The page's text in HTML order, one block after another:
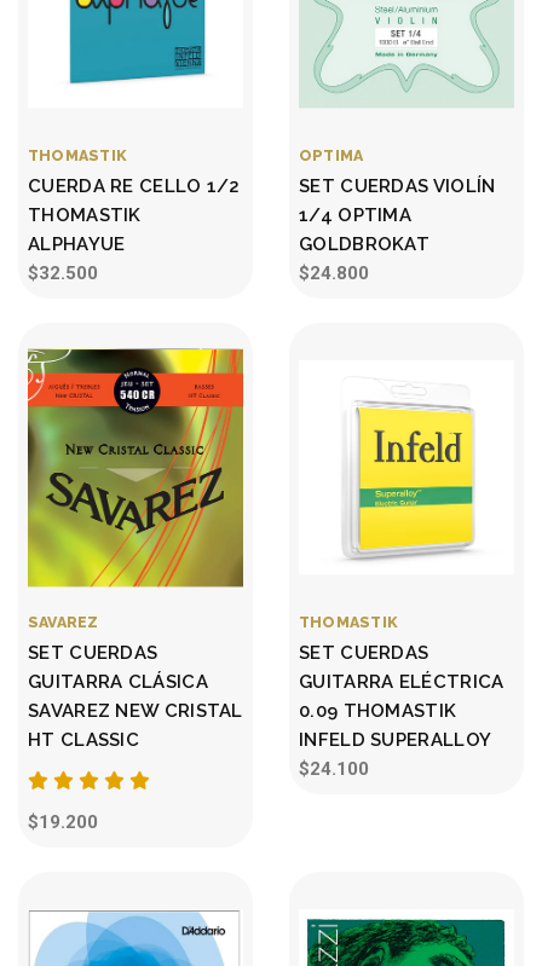
THOMASTIK
CUERDA RE CELLO 1/2
THOMASTIK
ALPHAYUE
$32.500
OPTIMA
SET CUERDAS VIOLÍN
1/4 OPTIMA
GOLDBROKAT
$24.800
SAVAREZ
SET CUERDAS
GUITARRA CLÁSICA
SAVAREZ NEW CRISTAL
HT CLASSIC
$19.200
THOMASTIK
SET CUERDAS
GUITARRA ELÉCTRICA
0.09 THOMASTIK
INFELD SUPERALLOY
$24.100